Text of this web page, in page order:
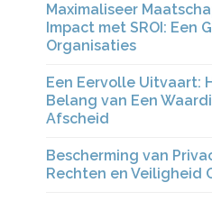
Maximaliseer
Impact met SROI: Een
Organisaties
Een Eervolle Uitvaart:
Belang van Een
Afscheid
Bescherming van
Rechten en Veiligheid